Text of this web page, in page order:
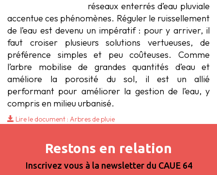
réseaux enterrés d’eau pluviale
accentue ces phénomènes. Réguler le ruissellement
de l’eau est devenu un impératif : pour y arriver, il
faut croiser plusieurs solutions vertueuses, de
préférence simples et peu coûteuses. Comme
l’arbre mobilise de grandes quantités d’eau et
améliore la porosité du sol, il est un allié
performant pour améliorer la gestion de l’eau, y
compris en milieu urbanisé.
Lire le document : Arbres de pluie
Restons en relation
Inscrivez vous à la newsletter du CAUE 64